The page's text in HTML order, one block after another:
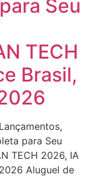
Seu
TECH
Brasil,
para Seu
TECH 2026, IA
Aluguel de